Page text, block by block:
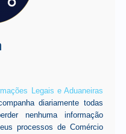
Legais e Aduaneiras
diariamente todas
nenhuma informação
processos de Comércio